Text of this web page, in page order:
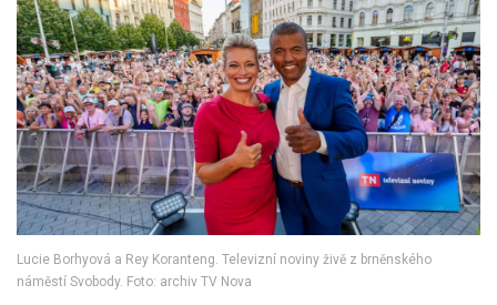
Lucie Borhyová a Rey Koranteng. Televizní noviny živě z brněnského
náměstí Svobody. Foto: archiv TV Nova